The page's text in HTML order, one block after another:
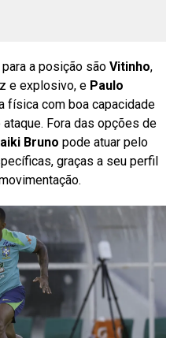
a posição são Vitinho,
e explosivo, e Paulo
física com boa capacidade
Fora das opções de
Bruno pode atuar pelo
graças a seu perfil